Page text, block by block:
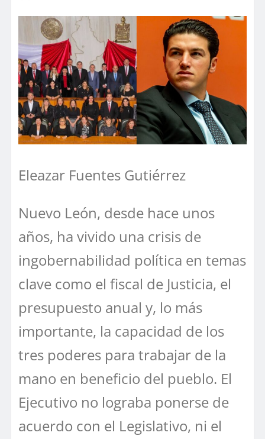
Eleazar Fuentes Gutiérrez
Nuevo León, desde hace unos
años, ha vivido una crisis de
ingobernabilidad política en temas
clave como el fiscal de Justicia, el
presupuesto anual y, lo más
importante, la capacidad de los
tres poderes para trabajar de la
mano en beneficio del pueblo. El
Ejecutivo no lograba ponerse de
acuerdo con el Legislativo, ni el